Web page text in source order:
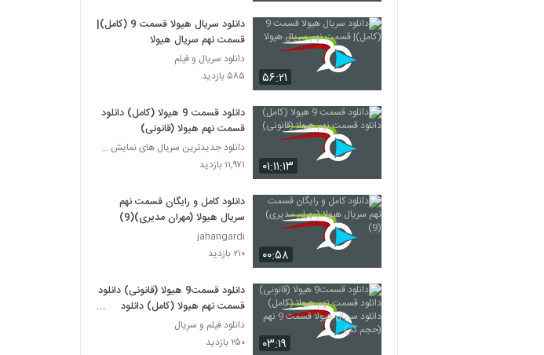
۵۶:۲۱
دانلود سریال هیولا قسمت 9 (کامل)|
قسمت نهم سریال هیولا
دانلود سریال و فیلم
۵۸۵ بازدید
۰۱:۱۱:۱۳
دانلود قسمت 9 هیولا (کامل) دانلود
قسمت نهم هیولا (قانونی)
دانلود جدیدترین سریال های نمایش خانگی
۱۱,۹۷۱ بازدید
۰۰:۵۸
دانلود کامل و رایگان قسمت نهم
سریال هیولا (مهران مدیری)(9)
jahangardi
۲۱۰ بازدید
۰۳:۱۹
دانلود قسمت9 هیولا (قانونی) دانلود
قسمت نهم هیولا (کامل) دانلود
سریال هیولا قسمت 9 نهم (حجم کم)
دانلود فیلم و سریال
۲۵۰ بازدید